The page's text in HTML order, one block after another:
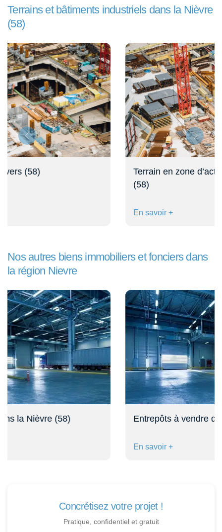
Terrains et bâtiments industriels dans la Nièvre
(58)
Terrain en zone d’activités industrielles à Nevers
Nos autres biens immobiliers et fonciers dans
la région Nievre
Entrepôts à vendre dans la Nièvre
Concrétisez votre projet !
Pratique, confidentiel et gratuit